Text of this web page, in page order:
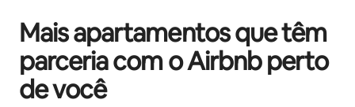
Mais apartamentos que têm
parceria com o Airbnb perto
de você